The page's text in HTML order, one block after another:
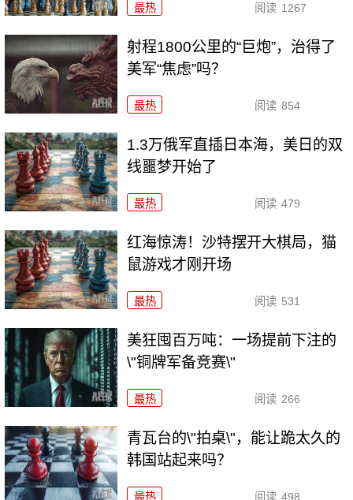
最热 阅读 1267
射程1800公里的“巨炮”，治得了
美军“焦虑”吗？
最热 阅读 854
1.3万俄军直插日本海，美日的双
线噩梦开始了
最热 阅读 479
红海惊涛！沙特摆开大棋局，猫
鼠游戏才刚开场
最热 阅读 531
美狂囤百万吨：一场提前下注的
\"铜牌军备竞赛\"
最热 阅读 266
青瓦台的\"拍桌\"，能让跪太久的
韩国站起来吗？
最热 阅读 498